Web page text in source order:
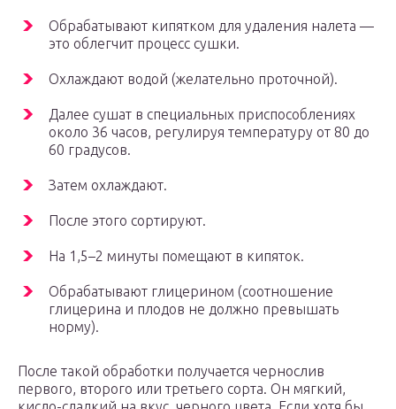
Обрабатывают кипятком для удаления налета —
это облегчит процесс сушки.
Охлаждают водой (желательно проточной).
Далее сушат в специальных приспособлениях
около 36 часов, регулируя температуру от 80 до
60 градусов.
Затем охлаждают.
После этого сортируют.
На 1,5–2 минуты помещают в кипяток.
Обрабатывают глицерином (соотношение
глицерина и плодов не должно превышать
норму).
После такой обработки получается чернослив
первого, второго или третьего сорта. Он мягкий,